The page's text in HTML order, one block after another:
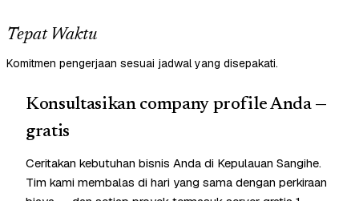
Tepat Waktu
Komitmen pengerjaan sesuai jadwal yang disepakati.
Konsultasikan company profile Anda —
gratis
Ceritakan kebutuhan bisnis Anda di Kepulauan Sangihe.
Tim kami membalas di hari yang sama dengan perkiraan